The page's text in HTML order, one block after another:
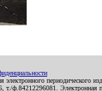
электронного
т./ф.84212296081. Электронная